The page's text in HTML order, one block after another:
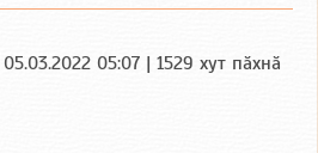
05.03.2022 05:07 | 1529 хут пӑхнӑ